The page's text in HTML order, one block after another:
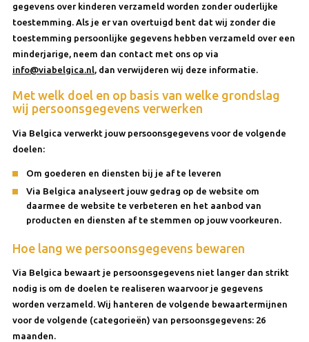
gegevens over kinderen verzameld worden zonder ouderlijke
toestemming. Als je er van overtuigd bent dat wij zonder die
toestemming persoonlijke gegevens hebben verzameld over een
minderjarige, neem dan contact met ons op via
info@viabelgica.nl , dan verwijderen wij deze informatie.
Met welk doel en op basis van welke grondslag
wij persoonsgegevens verwerken
Via Belgica verwerkt jouw persoonsgegevens voor de volgende
doelen:
Om goederen en diensten bij je af te leveren
Via Belgica analyseert jouw gedrag op de website om
daarmee de website te verbeteren en het aanbod van
producten en diensten af te stemmen op jouw voorkeuren.
Hoe lang we persoonsgegevens bewaren
Via Belgica bewaart je persoonsgegevens niet langer dan strikt
nodig is om de doelen te realiseren waarvoor je gegevens
worden verzameld. Wij hanteren de volgende bewaartermijnen
voor de volgende (categorieën) van persoonsgegevens: 26
maanden.